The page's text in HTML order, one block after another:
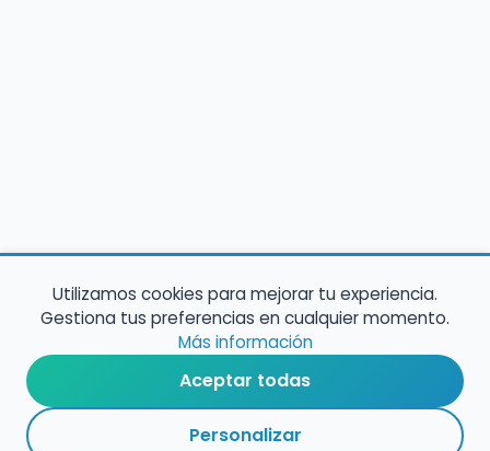
Utilizamos cookies para mejorar tu experiencia.
Gestiona tus preferencias en cualquier momento.
Más información
Aceptar todas
Personalizar